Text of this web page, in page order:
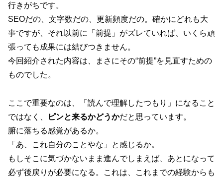
行きがちです。
SEOだの、文字数だの、更新頻度だの。確かにどれも大
事ですが、それ以前に「前提」がズレていれば、いくら頑
張っても成果には結びつきません。
今回紹介された内容は、まさにその“前提”を見直すための
ものでした。
ここで重要なのは、「読んで理解したつもり」になること
ではなく、
ピンと来るかどうかだと思っています。
腑に落ちる感覚があるか。
「あ、これ自分のことやな」と感じるか。
もしそこに気づかないまま進んでしまえば、あとになって
必ず後戻りが必要になる。これは、これまでの経験からも